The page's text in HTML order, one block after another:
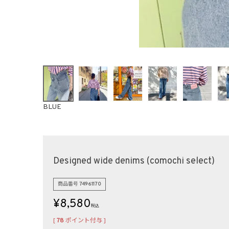
BLUE
Designed wide denims (comochi select)
商品番号 74961170
¥8,580 税込
[78ポイント付与 ]